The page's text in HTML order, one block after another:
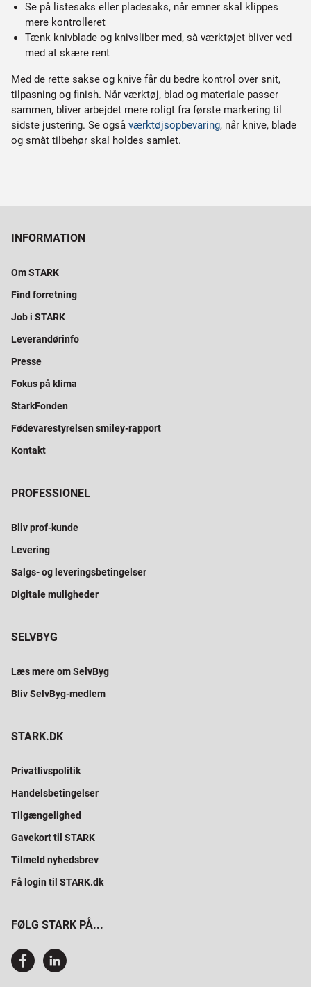
Se på listesaks eller pladesaks, når emner skal klippes
mere kontrolleret
Tænk knivblade og knivsliber med, så værktøjet bliver ved
med at skære rent
Med de rette sakse og knive får du bedre kontrol over snit,
tilpasning og finish. Når værktøj, blad og materiale passer
sammen, bliver arbejdet mere roligt fra første markering til
sidste justering. Se også værktøjsopbevaring, når knive, blade
og småt tilbehør skal holdes samlet.
INFORMATION
Om STARK
Find forretning
Job i STARK
Leverandørinfo
Presse
Fokus på klima
StarkFonden
Fødevarestyrelsen smiley-rapport
Kontakt
PROFESSIONEL
Bliv prof-kunde
Levering
Salgs- og leveringsbetingelser
Digitale muligheder
SELVBYG
Læs mere om SelvByg
Bliv SelvByg-medlem
STARK.DK
Privatlivspolitik
Handelsbetingelser
Tilgængelighed
Gavekort til STARK
Tilmeld nyhedsbrev
Få login til STARK.dk
FØLG STARK PÅ...